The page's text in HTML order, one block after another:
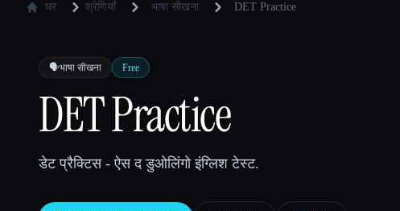
घर श्रेणियाँ भाषा सीखना DET Practice
🗣️भाषा सीखना Free
DET Practice
डेट प्रैक्टिस - ऐस द डुओलिंगो इंग्लिश टेस्ट.